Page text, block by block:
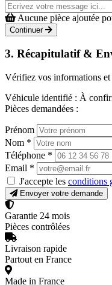
Aucune pièce ajoutée
Continuer
3. Récapitulatif &
Vérifiez vos informations
Véhicule identifié : À
Pièces demandées :
Prénom
Nom *
Téléphone *
Email *
J'accepte les conditions
Envoyer votre demande
Garantie 24 mois
Pièces contrôlées
Livraison rapide
Partout en France
Made in France